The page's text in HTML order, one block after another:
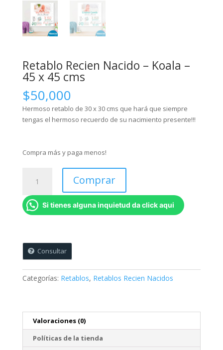
Retablo Recien Nacido – Koala –
45 x 45 cms
$50,000
Hermoso retablo de 30 x 30 cms que hará que siempre
tengas el hermoso recuerdo de su nacimiento presente!!!
Compra más y paga menos!
Recien
Nacido
-
Koala
45
cms
cantidad
Comprar
Si tienes alguna inquietud da click aqui
Consultar
Categorías: Retablos, Retablos Recien Nacidos
Valoraciones (0)
Políticas de la tienda